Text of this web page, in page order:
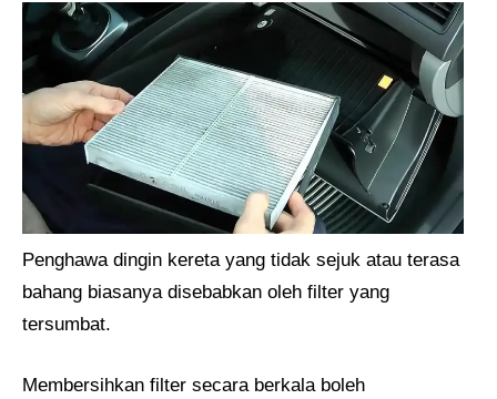
Penghawa dingin kereta yang tidak sejuk atau terasa
bahang biasanya disebabkan oleh filter yang
tersumbat.
Membersihkan filter secara berkala boleh